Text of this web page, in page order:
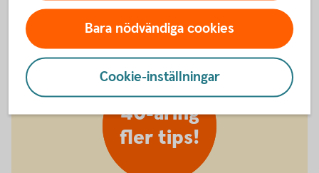
40-åring
fler tips!
Bara nödvändiga cookies
Cookie-inställningar